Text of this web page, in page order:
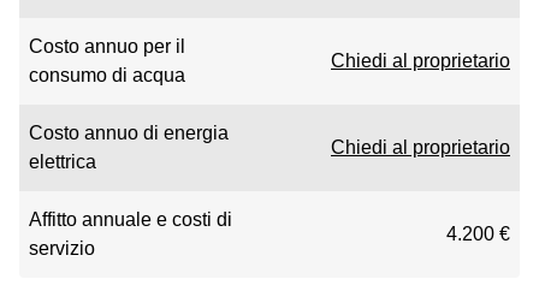
Costo annuo per il
consumo di acqua
Chiedi al proprietario
Costo annuo di energia
elettrica
Chiedi al proprietario
Affitto annuale e costi di
servizio
4.200 €